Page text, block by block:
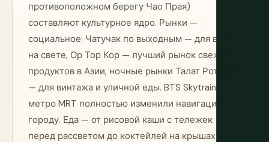
противоположном берегу Чао Прая)
составляют культурное ядро. Рынки —
социальное: Чатучак по выходным — для всего
на свете, Ор Тор Кор — лучший рынок свежих
продуктов в Азии, ночные рынки Талат Рот Фай
— для винтажа и уличной еды. BTS Skytrain и
метро MRT полностью изменили навигацию по
городу. Еда — от рисовой каши с тележек
перед рассветом до коктейлей на крышах в